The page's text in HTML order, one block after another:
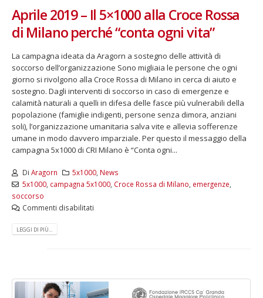
Aprile 2019 – Il 5×1000 alla Croce Rossa
di Milano perché “conta ogni vita”
La campagna ideata da Aragorn a sostegno delle attività di
soccorso dell’organizzazione Sono migliaia le persone che ogni
giorno si rivolgono alla Croce Rossa di Milano in cerca di aiuto e
sostegno. Dagli interventi di soccorso in caso di emergenze e
calamità naturali a quelli in difesa delle fasce più vulnerabili della
popolazione (famiglie indigenti, persone senza dimora, anziani
soli), l’organizzazione umanitaria salva vite e allevia sofferenze
umane in modo davvero imparziale. Per questo il messaggio della
campagna 5x1000 di CRI Milano è “Conta ogni...
Di Aragorn 5x1000, News
5x1000, campagna 5x1000, Croce Rossa di Milano, emergenze,
soccorso
Commenti disabilitati
LEGGI DI PIÙ...